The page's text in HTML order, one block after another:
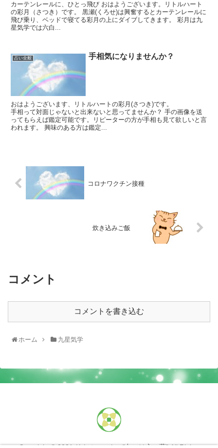
カーテンレールに、ひとっ飛び おはようございます。リトルハート
の彩月（さつき）です。 黒瀬(くろせ)は興奮するとカーテンレールに
飛び乗り、ベッドで寝てる彩月の上にダイブしてきます。 彩月は九
星気学では六白...
占い全般 手相気になりませんか？
おはようございます、リトルハートの彩月(さつき)です。
手相って対面じゃないと出来ないと思ってませんか？ 手の画像を送
ってもらえば鑑定可能です。リピーターの方が手相も見て欲しいと言
われます。 興味のある方は鑑定...
コロナワクチン接種
炊き込みご飯
コメント
コメントを書き込む
ホーム 九星気学